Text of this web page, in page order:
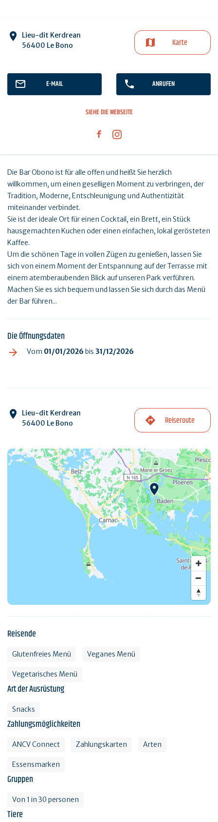
Lieu-dit Kerdrean
56400 Le Bono
Karte
E-MAIL ANRUFEN
SIEHE DIE WEBSEITE
Die Bar Obono ist für alle offen und heißt Sie herzlich
willkommen, um einen geselligen Moment zu verbringen, der
Tradition, Moderne, Entschleunigung und Authentizität
miteinander verbindet.
Sie ist der ideale Ort für einen Cocktail, ein Brett, ein Stück
hausgemachten Kuchen oder einen einfachen, lokal gerösteten
Kaffee.
Um die schönen Tage in vollen Zügen zu genießen, lassen Sie
sich von einem Moment der Entspannung auf der Terrasse mit
einem atemberaubenden Blick auf unseren Park verführen.
Machen Sie es sich bequem und lassen Sie sich durch das Menü
der Bar führen...
Die Öffnungsdaten
Vom 01/01/2026 bis 31/12/2026
Lieu-dit Kerdrean
56400 Le Bono
Reiseroute
Reisende
Glutenfreies Menü Veganes Menü
Vegetarisches Menü
Art der Ausrüstung
Snacks
Zahlungsmöglichkeiten
ANCV Connect Zahlungskarten Arten
Essensmarken
Gruppen
Von 1 in 30 personen
Tiere